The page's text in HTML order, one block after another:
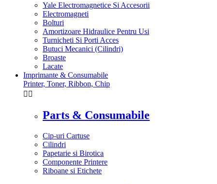
Yale Electromagnetice Si Accesorii
Electromagneti
Bolturi
Amortizoare Hidraulice Pentru Usi
Turnicheti Si Porti Acces
Butuci Mecanici (Cilindri)
Broaste
Lacate
Imprimante & Consumabile
Printer, Toner, Ribbon, Chip
 
Parts & Consumabile
Cip-uri Cartuse
Cilindri
Papetarie si Birotica
Componente Printere
Riboane si Etichete